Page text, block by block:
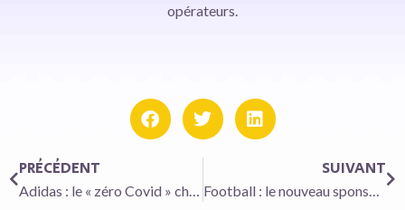
opérateurs.
PRÉCÉDENT
Adidas : le « zéro Covid » chinois fait trébucher le grand adversaire de Nike
SUIVANT
Football : le nouveau sponsor de l’OM et du LOSC en grosse difficulté